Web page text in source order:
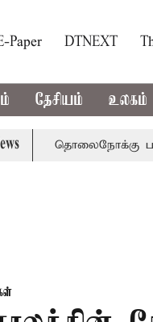
Paper DTNEXT
தேசியம் உலகம்
தொலைநோக்கு